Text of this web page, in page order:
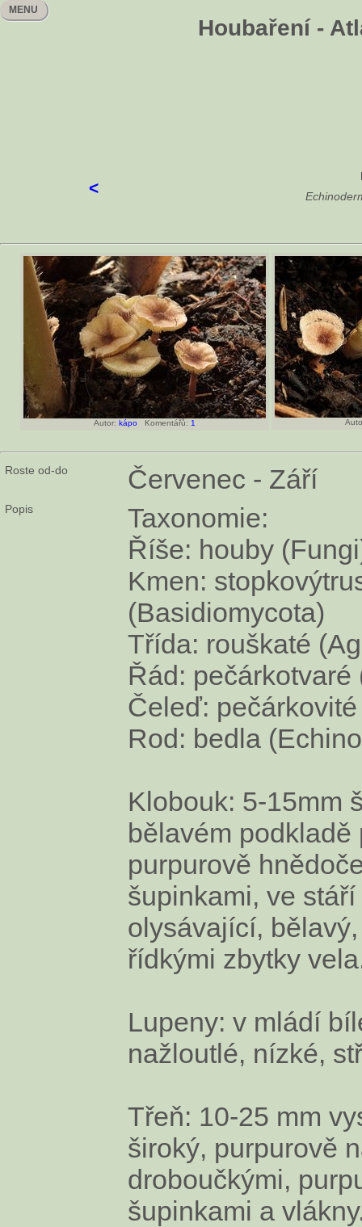
Houbaření -
MENU
<
Autor: kápo Komentářů: 1
Roste od-do Červenec - Září
Popis
Taxonomie:
Říše: houby
Kmen:
(Basidiomycota)
Třída: rouškaté
Řád: pečárkotvaré
Čeleď:
Rod: bedla
Klobouk: 5-15mm
bělavém podkladě
purpurově
šupinkami, ve
olysávající,
řídkými zbytky
Lupeny: v mládí
nažloutlé, nízké,
Třeň: 10-25 mm
široký, purpurově
droboučkými,
šupinkami a